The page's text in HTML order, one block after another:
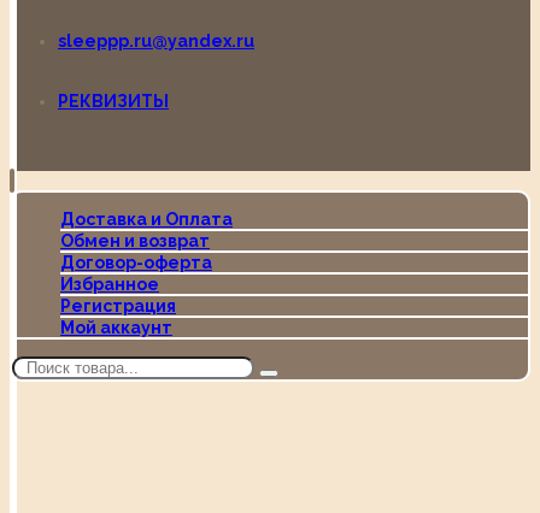
sleeppp.ru@yandex.ru
РЕКВИЗИТЫ
Доставка и Оплата
Обмен и возврат
Договор-оферта
Избранное
Регистрация
Мой аккаунт